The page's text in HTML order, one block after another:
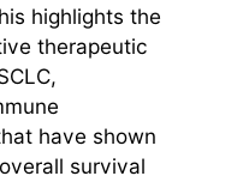
highlights the
therapeutic
have shown
survival